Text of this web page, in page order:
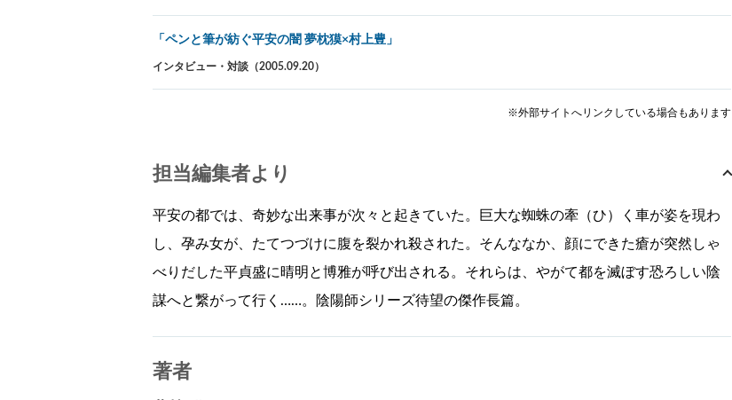
「ペンと筆が紡ぐ平安の闇 夢枕獏×村上豊」
インタビュー・対談（2005.09.20）
※外部サイトへリンクしている場合もあります
担当編集者より
平安の都では、奇妙な出来事が次々と起きていた。巨大な蜘蛛の牽（ひ）く車が姿を現わ
し、孕み女が、たてつづけに腹を裂かれ殺された。そんななか、顔にできた瘡が突然しゃ
べりだした平貞盛に晴明と博雅が呼び出される。それらは、やがて都を滅ぼす恐ろしい陰
謀へと繋がって行く……。陰陽師シリーズ待望の傑作長篇。
著者